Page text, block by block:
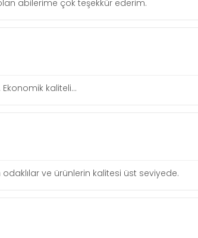
abilerime çok teşekkür ederim.
kaliteli...
ve ürünlerin kalitesi üst seviyede.